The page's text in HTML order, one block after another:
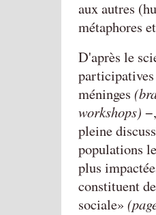
aux autres
métaphores
D'après le
participatives
méninges
workshops)
pleine
populations
plus
constituent
sociale